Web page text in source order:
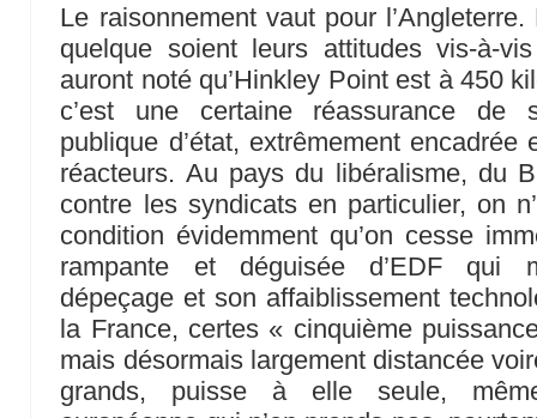
Le raisonnement vaut pour
quelque soient leurs attitudes vis-à-
auront noté qu’Hinkley Point est à 450
c’est une certaine réassurance de
publique d’état, extrêmement
réacteurs. Au pays du libéralisme, du
contre les syndicats en particulier, on
condition évidemment qu’on cesse
rampante et déguisée d’EDF qui
dépeçage et son affaiblissement
la France, certes « cinquième
mais désormais largement distancée
grands, puisse à elle seule,